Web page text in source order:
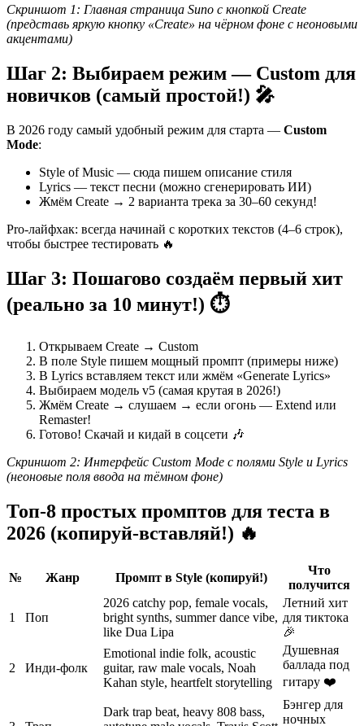
Скриншот 1: Главная страница Suno с кнопкой Create
(представь яркую кнопку «Create» на чёрном фоне с неоновыми
акцентами)
Шаг 2: Выбираем режим — Custom для
новичков (самый простой!) 🎤
В 2026 году самый удобный режим для старта — Custom
Mode:
Style of Music — сюда пишем описание стиля
Lyrics — текст песни (можно сгенерировать ИИ)
Жмём Create → 2 варианта трека за 30–60 секунд!
Pro-лайфхак: всегда начинай с коротких текстов (4–6 строк),
чтобы быстрее тестировать 🔥
Шаг 3: Пошагово создаём первый хит
(реально за 10 минут!) ⏱️
Открываем Create → Custom
В поле Style пишем мощный промпт (примеры ниже)
В Lyrics вставляем текст или жмём «Generate Lyrics»
Выбираем модель v5 (самая крутая в 2026!)
Жмём Create → слушаем → если огонь — Extend или
Remaster!
Готово! Скачай и кидай в соцсети 🎶
Скриншот 2: Интерфейс Custom Mode с полями Style и Lyrics
(неоновые поля ввода на тёмном фоне)
Топ-8 простых промптов для теста в
2026 (копируй-вставляй!) 🔥
№ Жанр Промпт в Style (копируй!)
Что
получится
1 Поп
2026 catchy pop, female vocals,
bright synths, summer dance vibe,
like Dua Lipa
Летний хит
для тиктока
🎉
2 Инди-фолк
Emotional indie folk, acoustic
guitar, raw male vocals, Noah
Kahan style, heartfelt storytelling
Душевная
баллада под
гитару ❤️
Dark trap beat, heavy 808 bass,
Бэнгер для
ночных